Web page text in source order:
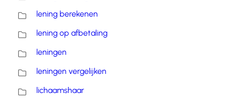
lening berekenen
lening op afbetaling
leningen
leningen vergelijken
lichaamshaar